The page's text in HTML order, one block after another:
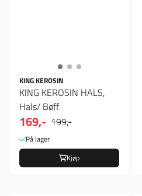
KING KEROSIN
KING KEROSIN HALS,
Hals/ Bøff
169,- 199,-
På lager
Kjøp